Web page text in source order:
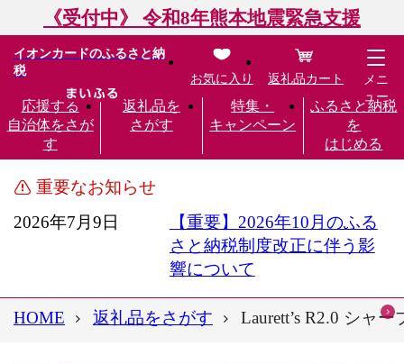
《受付中》 令和8年熊本地震緊急支援
イオンカードのふるさと納
税
応援する
自治体をさが
す
返礼品を
さがす
特集・
キャンペーン
ふるさと納税
を
はじめる
お気に入り 返礼品カート
メニ
ュー
重要なお知らせ
2026年7月9日
【重要】2026年10月のふる
さと納税制度改正に伴う影
響について
HOME 返礼品をさがす Laurett’s R2.0 シャ